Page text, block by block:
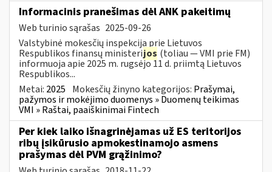
Informacinis pranešimas dėl ANK pakeitimų
Web turinio sąrašas 2025-09-26
Valstybinė mokesčių inspekcija prie Lietuvos
Respublikos finansų ministerijos (toliau — VMI prie FM)
informuoja apie 2025 m. rugsėjo 11 d. priimtą Lietuvos
Respublikos...
Metai: 2025 Mokesčių žinyno kategorijos: Prašymai,
pažymos ir mokėjimo duomenys » Duomenų teikimas
VMI » Raštai, paaiškinimai Fintech
Per kiek laiko išnagrinėjamas už ES teritorijos
ribų įsikūrusio apmokestinamojo asmens
prašymas dėl PVM grąžinimo?